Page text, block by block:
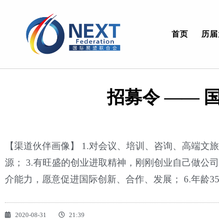
首页 历
招募令 —— 国
【渠道伙伴画像】 1.对会议、培训、咨询、高端
源； 3.有旺盛的创业进取精神，刚刚创业自己做公
介能力，愿意促进国际创新、合作、发展； 6.年龄
2020-08-31 21:39